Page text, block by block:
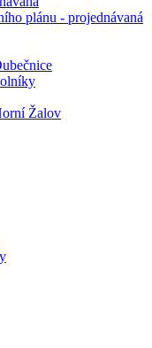
plánu - projednávaná
Žalov